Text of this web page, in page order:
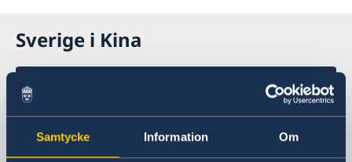
Samtycke Information Om
Sverige i Kina
Sveriges generalkonsulat i Shanghai
Shanghai Central Plaza, våning 15